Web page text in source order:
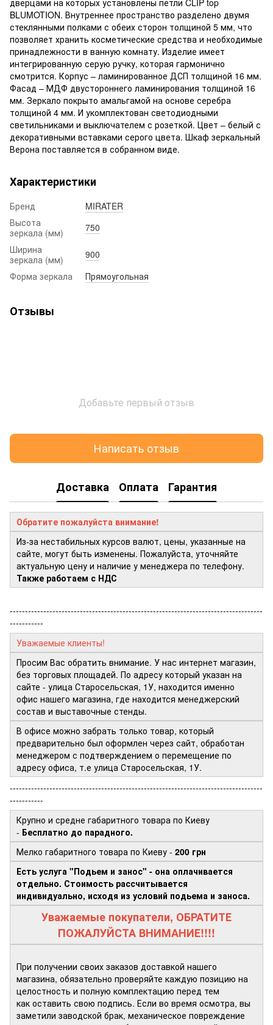
BLUMOTION. Внутреннее пространство разделено двумя
стеклянными полками с обеих сторон толщиной 5 мм, что
позволяет хранить косметические средства и необходимые
принадлежности в ванную комнату. Изделие имеет
интегрированную серую ручку, которая гармонично
смотрится. Корпус – ламинированное ДСП толщиной 16 мм.
Фасад – МДФ двустороннего ламинирования толщиной 16
мм. Зеркало покрыто амальгамой на основе серебра
толщиной 4 мм. И укомплектован светодиодными
светильниками и выключателем с розеткой. Цвет – белый с
декоративными вставками серого цвета. Шкаф зеркальный
Верона поставляется в собранном виде.
Характеристики
Бренд
MIRATER
Высота
зеркала (мм)
750
Ширина
зеркала (мм)
900
Форма зеркала
Прямоугольная
Отзывы
Добавьте первый отзыв
Написать отзыв
Доставка Оплата Гарантия
Обратите пожалуйста внимание!
Из-за нестабильных курсов валют, цены, указанные на
сайте, могут быть изменены. Пожалуйста, уточняйте
актуальную цену и наличие у менеджера по телефону.
Также работаем с НДС
-----------------------------------------------------------------------------------
-----------
Уважаемые клиенты!
Просим Вас обратить внимание. У нас интернет магазин,
без торговых площадей. По адресу который указан на
сайте - улица Старосельская, 1У, находится именно
офис нашего магазина, где находится менеджерский
состав и выставочные стенды.
В офисе можно забрать только товар, который
предварительно был оформлен через сайт, обработан
менеджером с подтверждением о перемещение по
адресу офиса, т.е улица Старосельская, 1У.
-----------------------------------------------------------------------------------
-----------
Крупно и средне габаритного товара по Киеву
- Бесплатно до парадного.
Мелко габаритного товара по Киеву - 200 грн
Есть услуга "Подьем и занос" - она оплачивается
отдельно. Стоимость рассчитывается
индивидуально, исходя из условий подьема и заноса.
Уважаемые покупатели, ОБРАТИТЕ
ПОЖАЛУЙСТА ВНИМАНИЕ!!!!
При получении своих заказов доставкой нашего
магазина, обязательно проверяйте каждую позицию на
целостность и полную комплектацию перед тем
как оставить свою подпись. Если во время осмотра, вы
заметили заводской брак, механическое повреждение